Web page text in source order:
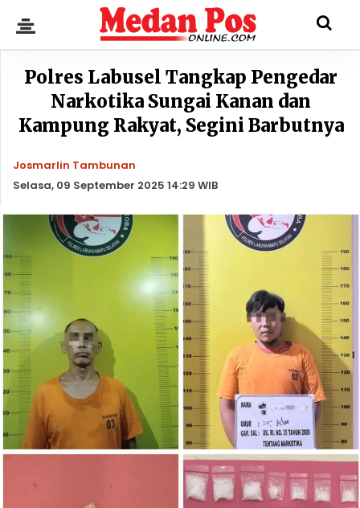
Polres Labusel Tangkap Pengedar
Narkotika Sungai Kanan dan
Kampung Rakyat, Segini Barbutnya
Josmarlin Tambunan
Selasa, 09 September 2025 14:29 WIB